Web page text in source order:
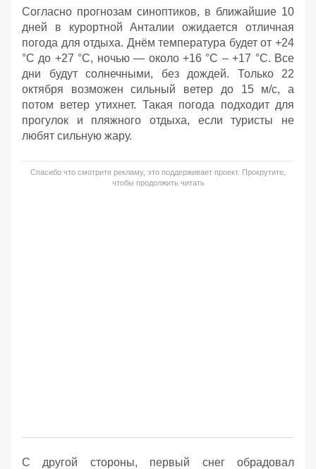
Согласно прогнозам синоптиков, в ближайшие 10
дней в курортной Анталии ожидается отличная
погода для отдыха. Днём температура будет от +24
°C до +27 °C, ночью — около +16 °C – +17 °C. Все
дни будут солнечными, без дождей. Только 22
октября возможен сильный ветер до 15 м/с, а
потом ветер утихнет. Такая погода подходит для
прогулок и пляжного отдыха, если туристы не
любят сильную жару.
Спасибо что смотрите рекламу, это поддерживает проект. Прокрутите,
чтобы продолжить читать
С другой стороны, первый снег обрадовал